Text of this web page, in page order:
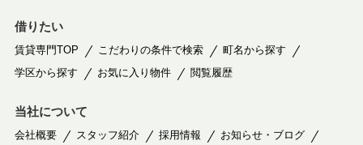
借りたい
賃貸専門TOP こだわりの条件で検索
町名から探す
学区から探す
お気に入り物件 閲覧履歴
当社について
会社概要 スタッフ紹介 採用情報
お知らせ・ブログ